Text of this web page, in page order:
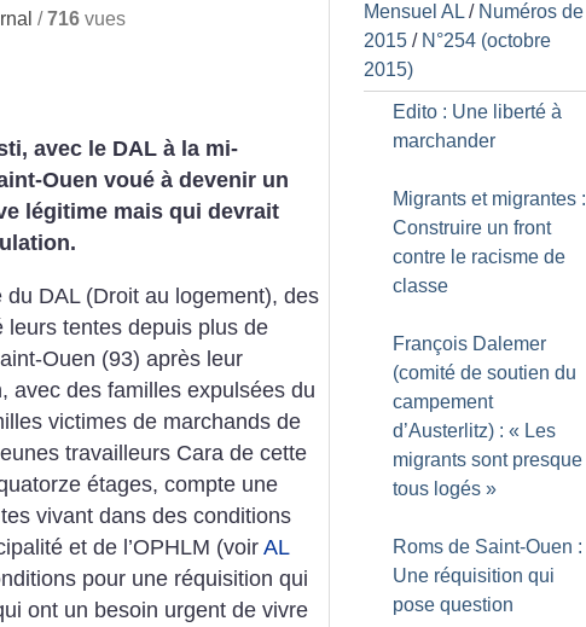
/716 vues
avec le DAL à la mi-
Ouen voué à devenir un
légitime mais qui devrait
du DAL (Droit au logement), des
tentes depuis plus de
Ouen (93) après leur
avec des familles expulsées du
victimes de marchands de
travailleurs Cara de cette
étages, compte une
vivant dans des conditions
et de l’OPHLM (voir AL
pour une réquisition qui
ont un besoin urgent de vivre
Mensuel AL / Numéros de
2015 / N°254 (octobre
2015)
Edito : Une liberté à
marchander
Migrants et migrantes :
Construire un front
contre le racisme de
classe
François Dalemer
(comité de soutien du
campement
d’Austerlitz) : « Les
migrants sont presque
tous logés »
Roms de Saint-Ouen :
Une réquisition qui
pose question